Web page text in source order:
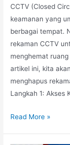
CCTV (Closed
keamanan yang
berbagai tempat.
rekaman CCTV
menghemat
artikel ini, kita
menghapus
Langkah 1: Akses
Read More »